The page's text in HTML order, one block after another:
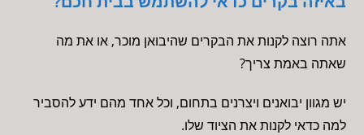
אתה רוצה לקנות את הבקרים שהיבואן מוכר, או את מה
שאתה באמת צריך?
יש מגוון יבואנים ויצרנים בתחום, וכל אחד מהם ידע להסביר
למה כדאי לקנות את הציוד שלו.